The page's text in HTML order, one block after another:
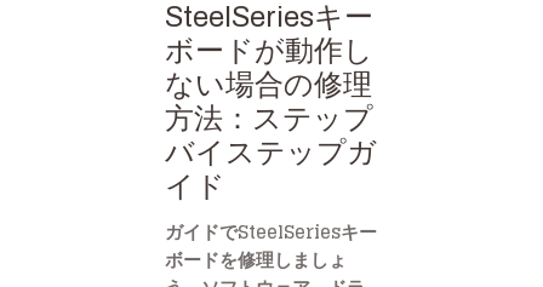
SteelSeriesキー
ボードが動作し
ない場合の修理
方法：ステップ
バイステップガ
イド
ガイドでSteelSeriesキー
ボードを修理しましょ